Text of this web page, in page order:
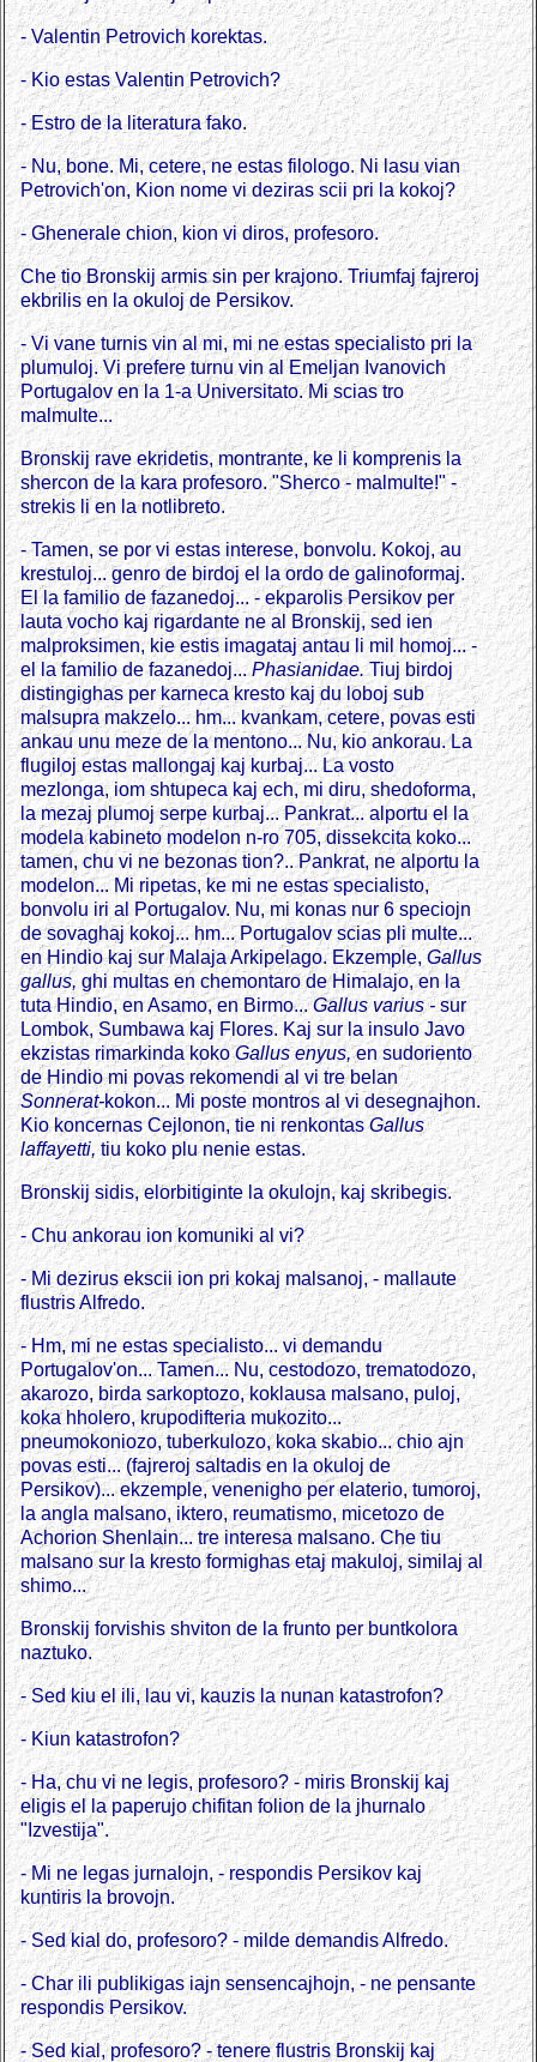
- Valentin Petrovich korektas.
- Kio estas Valentin Petrovich?
- Estro de la literatura fako.
- Nu, bone. Mi, cetere, ne estas filologo. Ni lasu vian
Petrovich'on, Kion nome vi deziras scii pri la kokoj?
- Ghenerale chion, kion vi diros, profesoro.
Che tio Bronskij armis sin per krajono. Triumfaj fajreroj
ekbrilis en la okuloj de Persikov.
- Vi vane turnis vin al mi, mi ne estas specialisto pri la
plumuloj. Vi prefere turnu vin al Emeljan Ivanovich
Portugalov en la 1-a Universitato. Mi scias tro
malmulte...
Bronskij rave ekridetis, montrante, ke li komprenis la
shercon de la kara profesoro. "Sherco - malmulte!" -
strekis li en la notlibreto.
- Tamen, se por vi estas interese, bonvolu. Kokoj, au
krestuloj... genro de birdoj el la ordo de galinoformaj.
El la familio de fazanedoj... - ekparolis Persikov per
lauta vocho kaj rigardante ne al Bronskij, sed ien
malproksimen, kie estis imagataj antau li mil homoj... -
el la familio de fazanedoj...Phasianidae.Tiuj birdoj
distingighas per karneca kresto kaj du loboj sub
malsupra makzelo... hm... kvankam, cetere, povas esti
ankau unu meze de la mentono... Nu, kio ankorau. La
flugiloj estas mallongaj kaj kurbaj... La vosto
mezlonga, iom shtupeca kaj ech, mi diru, shedoforma,
la mezaj plumoj serpe kurbaj... Pankrat... alportu el la
modela kabineto modelon n-ro 705, dissekcita koko...
tamen, chu vi ne bezonas tion?.. Pankrat, ne alportu la
modelon... Mi ripetas, ke mi ne estas specialisto,
bonvolu iri al Portugalov. Nu, mi konas nur 6 speciojn
de sovaghaj kokoj... hm... Portugalov scias pli multe...
en Hindio kaj sur Malaja Arkipelago. Ekzemple,Gallus
gallus,ghi multas en chemontaro de Himalajo, en la
tuta Hindio, en Asamo, en Birmo...Gallus varius -sur
Lombok, Sumbawa kaj Flores. Kaj sur la insulo Javo
ekzistas rimarkinda kokoGallus enyus,en sudoriento
de Hindio mi povas rekomendi al vi tre belan
Sonnerat-kokon... Mi poste montros al vi desegnajhon.
Kio koncernas Cejlonon, tie ni renkontasGallus
laffayetti,tiu koko plu nenie estas.
Bronskij sidis, elorbitiginte la okulojn, kaj skribegis.
- Chu ankorau ion komuniki al vi?
- Mi dezirus ekscii ion pri kokaj malsanoj, - mallaute
flustris Alfredo.
- Hm, mi ne estas specialisto... vi demandu
Portugalov'on... Tamen... Nu, cestodozo, trematodozo,
akarozo, birda sarkoptozo, koklausa malsano, puloj,
koka hholero, krupodifteria mukozito...
pneumokoniozo, tuberkulozo, koka skabio... chio ajn
povas esti... (fajreroj saltadis en la okuloj de
Persikov)... ekzemple, venenigho per elaterio, tumoroj,
la angla malsano, iktero, reumatismo, micetozo de
Achorion Shenlain... tre interesa malsano. Che tiu
malsano sur la kresto formighas etaj makuloj, similaj al
shimo...
Bronskij forvishis shviton de la frunto per buntkolora
naztuko.
- Sed kiu el ili, lau vi, kauzis la nunan katastrofon?
- Kiun katastrofon?
- Ha, chu vi ne legis, profesoro? - miris Bronskij kaj
eligis el la paperujo chifitan folion de la jhurnalo
"Izvestija".
- Mi ne legas jurnalojn, - respondis Persikov kaj
kuntiris la brovojn.
- Sed kial do, profesoro? - milde demandis Alfredo.
- Char ili publikigas iajn sensencajhojn, - ne pensante
respondis Persikov.
- Sed kial, profesoro? - tenere flustris Bronskij kaj